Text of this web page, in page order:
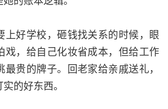
上好学校，砸钱找关系的时候，眼
戏，给自己化妆省成本，但给工作
贵的牌子。回老家给亲戚送礼，
的好东西。